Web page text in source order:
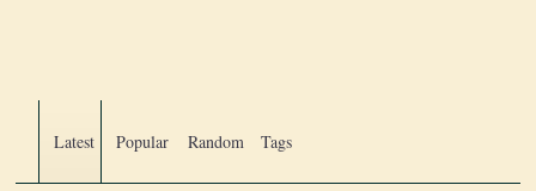
Latest Popular Random Tags